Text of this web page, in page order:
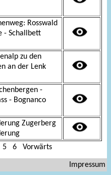
Rosswald
- Schallbett
zu den
an der Lenk
-
- Bognanco
Zugerberg
5 6 Vorwärts
Impressum